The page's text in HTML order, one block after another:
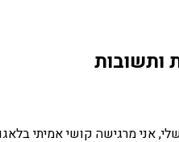
ותשובות